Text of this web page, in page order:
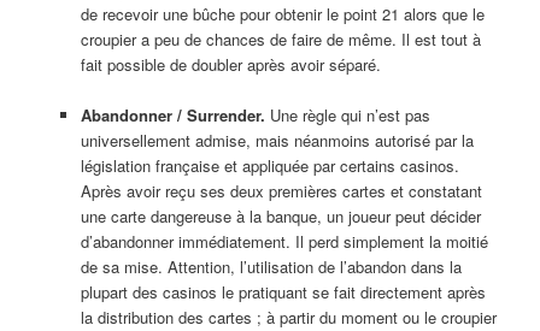
de recevoir une bûche pour obtenir le point 21 alors que le
croupier a peu de chances de faire de même. Il est tout à
fait possible de doubler après avoir séparé.
Abandonner / Surrender. Une règle qui n’est pas
universellement admise, mais néanmoins autorisé par la
législation française et appliquée par certains casinos.
Après avoir reçu ses deux premières cartes et constatant
une carte dangereuse à la banque, un joueur peut décider
d’abandonner immédiatement. Il perd simplement la moitié
de sa mise. Attention, l’utilisation de l’abandon dans la
plupart des casinos le pratiquant se fait directement après
la distribution des cartes ; à partir du moment ou le croupier